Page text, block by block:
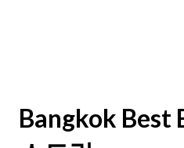
Bangkok Best